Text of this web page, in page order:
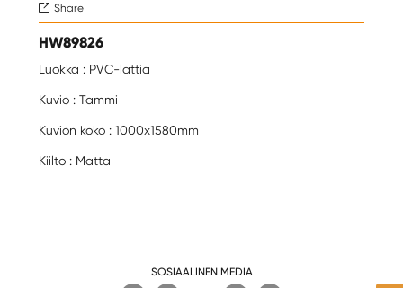
 Share
HW89826
Luokka : PVC-lattia
Kuvio : Tammi
Kuvion koko : 1000x1580mm
Kiilto : Matta
SOSIAALINEN MEDIA